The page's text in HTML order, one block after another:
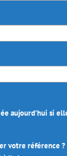
aujourd’hui si
votre référence